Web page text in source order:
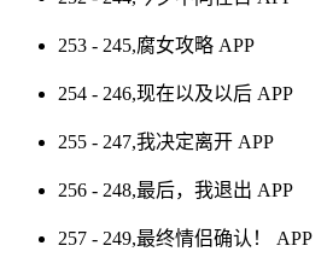
253 - 245,腐女攻略 APP
254 - 246,现在以及以后 APP
255 - 247,我决定离开 APP
256 - 248,最后，我退出 APP
257 - 249,最终情侣确认！ APP